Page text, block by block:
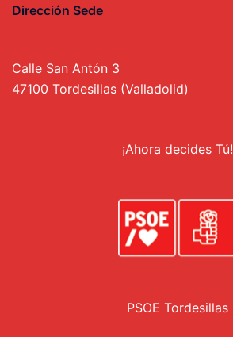
Dirección Sede
Calle San Antón 3
47100 Tordesillas (Valladolid)
¡Ahora decides Tú!
PSOE Tordesillas